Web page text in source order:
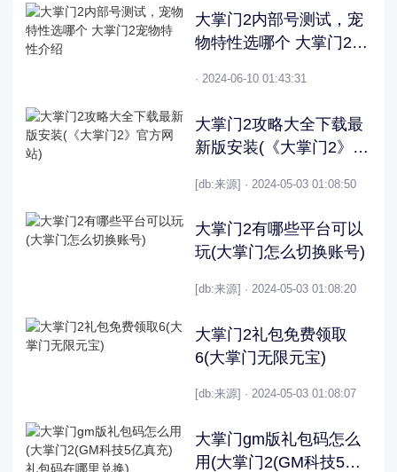
大掌门2内部号测试，宠
物特性选哪个 大掌门2宠
· 2024-06-10 01:43:31
大掌门2攻略大全下载最
新版安装(《大掌门2》官
[db:来源] · 2024-05-03 01:08:50
大掌门2有哪些平台可以
玩(大掌门怎么切换账号)
[db:来源] · 2024-05-03 01:08:20
大掌门2礼包免费领取
6(大掌门无限元宝)
[db:来源] · 2024-05-03 01:08:07
大掌门gm版礼包码怎么
用(大掌门2(GM科技5亿